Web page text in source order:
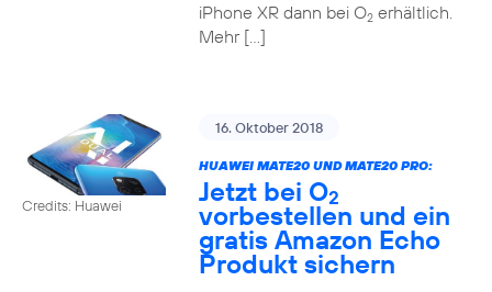
iPhone XR dann bei O2erhältlich.
Mehr […]
Credits: Huawei
16. Oktober 2018
HUAWEI MATE20 UND MATE20 PRO:
Jetzt bei O2
vorbestellen und ein
gratis Amazon Echo
Produkt sichern